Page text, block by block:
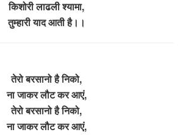
किशोरी लाढली श्यामा,
तुम्हारी याद आती है।।
तेरो बरसानो है निको,
ना जाकर लौट कर आएं,
तेरो बरसानो है निको,
ना जाकर लौट कर आएं,